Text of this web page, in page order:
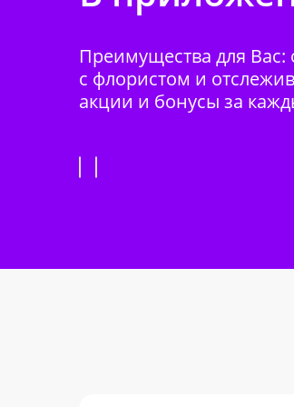
Преимущества для Вас:
с флористом и
акции и бонусы за